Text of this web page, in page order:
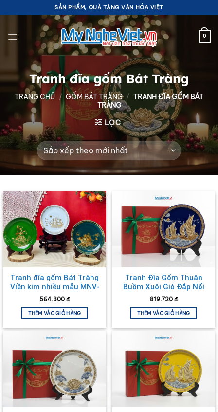
qua
dung
SẢN PHẨM, QUÀ TẶNG VĂN HÓA VIỆT
0
Tranh đĩa gốm Bát Tràng
TRANG CHỦ / GỐM BÁT TRÀNG / TRANH ĐĨA GỐM BÁT
TRÀNG
LỌC
Tranh đĩa gốm Bát Tràng
Viền kim nhiều mẫu MNV-
VBT20.3 – Quà sang trọng
564.300 ₫
THÊM VÀO GIỎ HÀNG
Tranh Đĩa Gốm Thuận
Buồm Xuôi Gió Đắp Nổi
Màu Xanh Coban D28cm
MNV-TDS1.3
819.720 ₫
THÊM VÀO GIỎ HÀNG